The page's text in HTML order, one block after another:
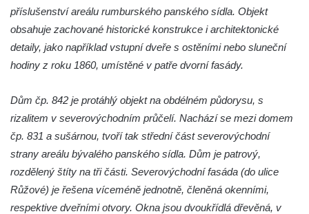
příslušenství areálu rumburského panského sídla. Objekt
obsahuje zachované historické konstrukce i architektonické
detaily, jako například vstupní dveře s ostěními nebo sluneční
hodiny z roku 1860, umístěné v patře dvorní fasády.
Dům čp. 842 je protáhlý objekt na obdélném půdorysu, s
rizalitem v severovýchodním průčelí. Nachází se mezi domem
čp. 831 a sušárnou, tvoří tak střední část severovýchodní
strany areálu bývalého panského sídla. Dům je patrový,
rozdělený štíty na tři části. Severovýchodní fasáda (do ulice
Růžové) je řešena víceméně jednotně, členěná okenními,
respektive dveřními otvory. Okna jsou dvoukřídlá dřevěná, v